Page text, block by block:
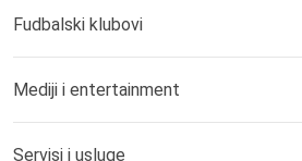
Fudbalski klubovi
Mediji i entertainment
Servisi i usluge